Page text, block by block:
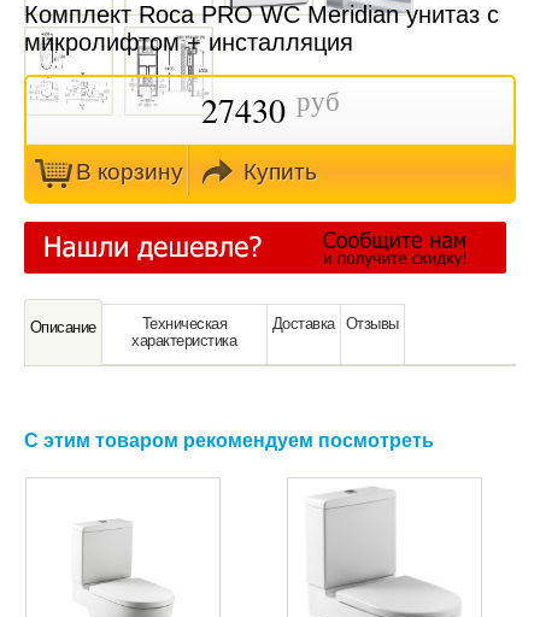
Комплект Roca PRO WC Meridian унитаз с
микролифтом + инсталляция
27430 руб
В кoрзину Купить
Oписание
Техническая
характeристика
Доставка Отзывы
С этим товаром рекомендуем посмотреть